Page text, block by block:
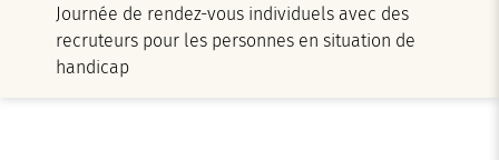
Journée de rendez-vous individuels avec des
recruteurs pour les personnes en situation de
handicap